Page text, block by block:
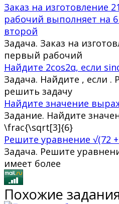
Заказ на изготовление
рабочий выполняет на
второй
Задача. Заказ на
первый рабочий
Найдите 2cos2α, если
Задача. Найдите , если
решить задачу
Найдите значение
Задание. Найдите
\frac{\sqrt[3]{6}
Решите уравнение √(72
Задача. Решите
имеет более
Похожие